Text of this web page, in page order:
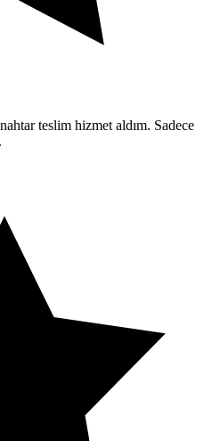
teslim hizmet aldım. Sadece